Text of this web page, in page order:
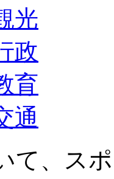
光
政
育
通
て、ス